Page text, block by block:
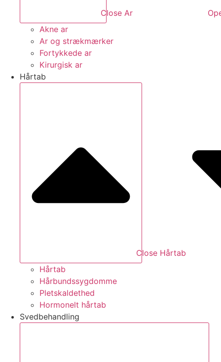
Close Ar
Akne ar
Ar og strækmærker
Fortykkede ar
Kirurgisk ar
Hårtab
Close Hårtab
Hårtab
Hårbundssygdomme
Pletskaldethed
Hormonelt hårtab
Svedbehandling